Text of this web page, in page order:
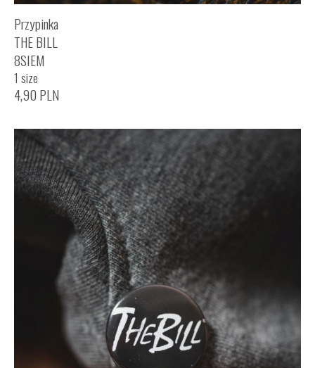
Przypinka
THE BILL
8SIEM
1 size
4,90 PLN